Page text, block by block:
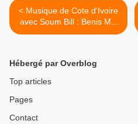
< Musique de Cote d'Ivoire
avec Soum Bill : Benis Moi
!!!
Hébergé par Overblog
Top articles
Pages
Contact